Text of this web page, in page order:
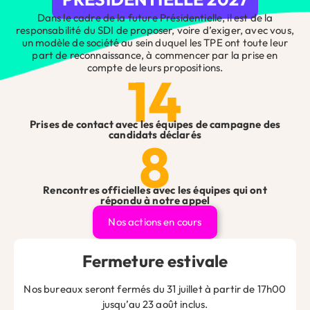
Enregistrer mon nom, mon e-mail et mon site dans le
navigateur pour mon prochain commentaire.
Suivez-nous sur les réseaux 👇
Ne passez pas à côté des infos essentielles pour les chefs
Droits, actualités, nouveautés : restez informé et prêt à
Dans le cadre de la future Présidentielle, il est de la
responsabilité du SDI de proposer, voire d’exiger, avec vous,
un modèle de société au sein duquel les TPE ont toute leur
part de reconnaissance, à commencer par la prise en
compte de leurs propositions.
14
Prises de contact avec les équipes de campagne des
candidats déclarés
8
Rencontres officielles avec les équipes qui ont
répondu à notre appel
Nos actions en cours
Fermeture estivale
Nos bureaux seront fermés du 31 juillet à partir de 17h00
jusqu’au 23 août inclus.